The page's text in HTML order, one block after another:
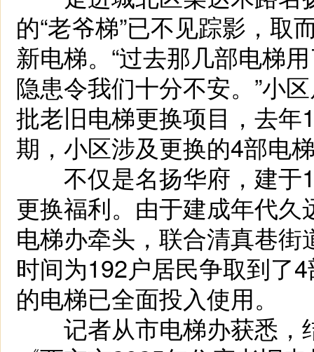
的“老爷梯”已不见踪影，
新电梯。“过去那几部电梯
隐患令我们十分不安。”小
批老旧电梯更换项目，去
期，小区涉及更换的4部电
不仅是名扬华府，建于
更换福利。由于建成年代
电梯办牵头，联合清真巷
时间为192户居民争取到了
的电梯已全面投入使用。
记者从市电梯办获悉，